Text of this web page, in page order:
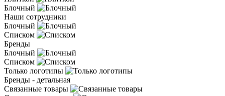
Блочный
Наши сотрудники
Блочный
Списком
Бренды
Блочный
Списком
Только логотипы
Бренды - детальная
Связанные товары